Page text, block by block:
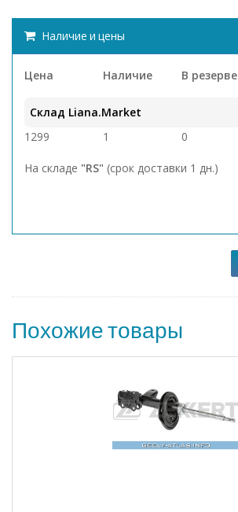
Наличие и цены
Цена Наличие В резерве
Склад Liana.Market
1299
1 0
На складе "RS" (срок доставки 1 дн.)
Похожие товары